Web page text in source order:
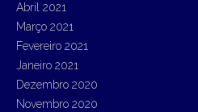
Abril 2021
Março 2021
Fevereiro 2021
Janeiro 2021
Dezembro 2020
Novembro 2020